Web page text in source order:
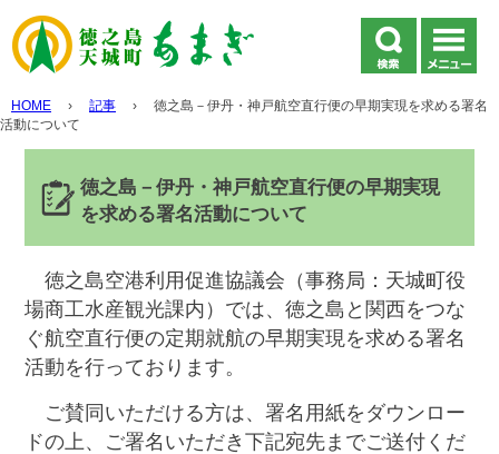
HOME › 記事 ›
徳之島－伊丹・神戸航空直行便の早期実現を求める署名
活動について
徳之島－伊丹・神戸航空直行便の早期実現
を求める署名活動について
徳之島空港利用促進協議会（事務局：天城町役
場商工水産観光課内）では、徳之島と関西をつな
ぐ航空直行便の定期就航の早期実現を求める署名
活動を行っております。
ご賛同いただける方は、署名用紙をダウンロー
ドの上、ご署名いただき下記宛先までご送付くだ